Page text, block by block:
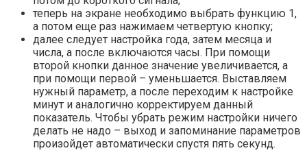
теперь на экране необходимо выбрать функцию 1,
а потом еще раз нажимаем четвертую кнопку;
далее следует настройка года, затем месяца и
числа, а после включаются часы. При помощи
второй кнопки данное значение увеличивается, а
при помощи первой – уменьшается. Выставляем
нужный параметр, а после переходим к настройке
минут и аналогично корректируем данный
показатель. Чтобы убрать режим настройки ничего
делать не надо – выход и запоминание параметров
произойдет автоматически спустя пять секунд.